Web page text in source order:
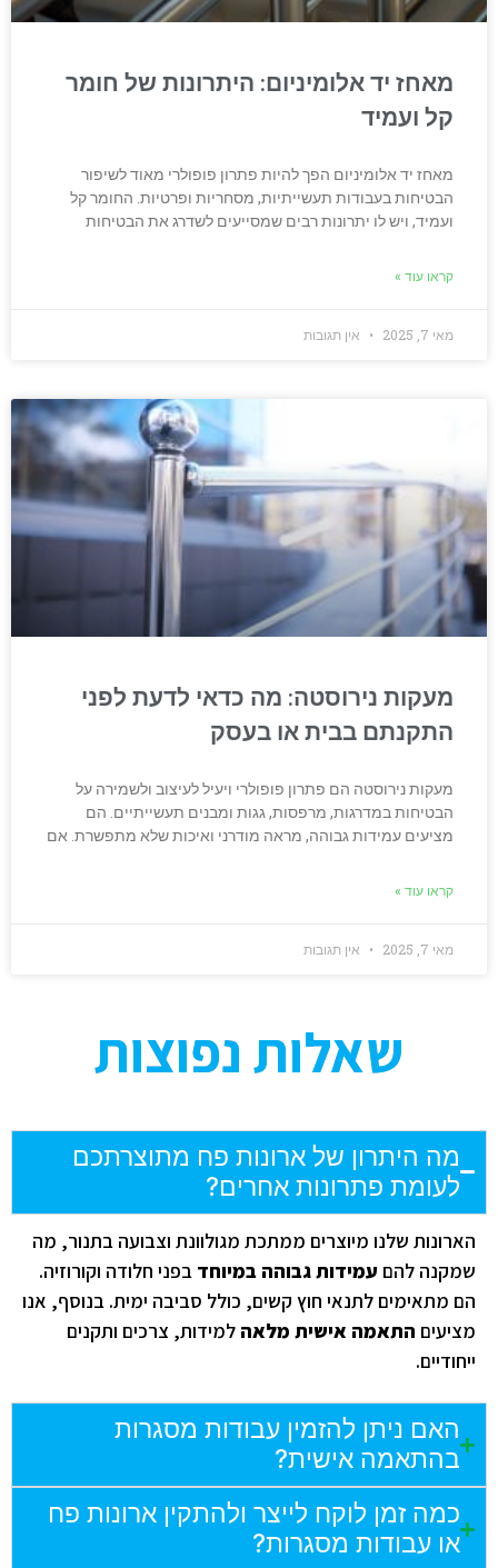
מאחז יד אלומיניום: היתרונות של חומר
קל ועמיד
מאחז יד אלומיניום הפך להיות פתרון פופולרי מאוד לשיפור
הבטיחות בעבודות תעשייתיות, מסחריות ופרטיות. החומר קל
ועמיד, ויש לו יתרונות רבים שמסייעים לשדרג את הבטיחות
קראו עוד »
אין תגובות
מעקות נירוסטה: מה כדאי לדעת לפני
התקנתם בבית או בעסק
מעקות נירוסטה הם פתרון פופולרי ויעיל לעיצוב ולשמירה על
הבטיחות במדרגות, מרפסות, גגות ומבנים תעשייתיים. הם
מציעים עמידות גבוהה, מראה מודרני ואיכות שלא מתפשרת. אם
קראו עוד »
אין תגובות
שאלות נפוצות
מה היתרון של ארונות פח מתוצרתכם
לעומת פתרונות אחרים?
שלנו מיוצרים ממתכת מגולוונת וצבועה בתנור, מה
להםעמידות גבוהה במיוחדבפני חלודה וקורוזיה.
מתאימים לתנאי חוץ קשים, כולל סביבה ימית. בנוסף, אנו
התאמה אישית מלאהלמידות, צרכים ותקנים
האם ניתן להזמין עבודות מסגרות
בהתאמה אישית?
כמה זמן לוקח לייצר ולהתקין ארונות פח
או עבודות מסגרות?